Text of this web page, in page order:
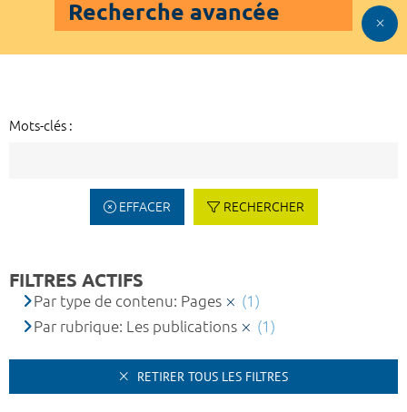
Recherche avancée
Mots-clés :
EFFACER RECHERCHER
FILTRES ACTIFS
Par type de contenu: Pages
(1)
Par rubrique: Les publications
(1)
RETIRER TOUS LES FILTRES